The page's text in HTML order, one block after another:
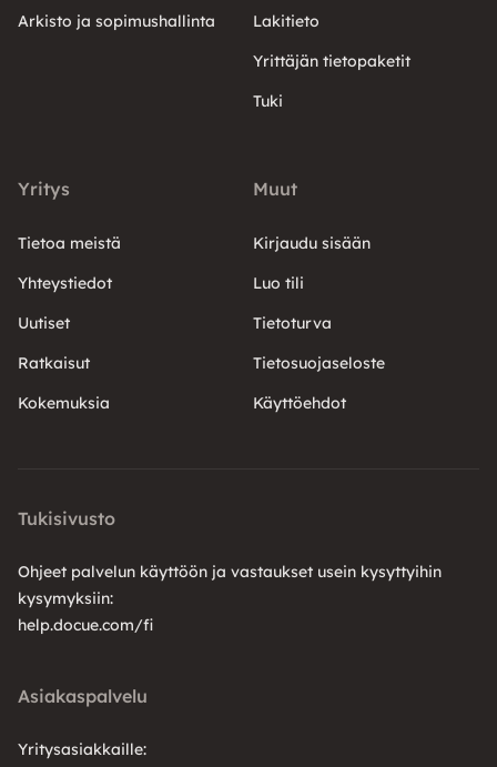
Arkisto ja sopimushallinta
Lakitieto
Yrittäjän tietopaketit
Tuki
Yritys
Tietoa meistä
Yhteystiedot
Uutiset
Ratkaisut
Kokemuksia
Muut
Kirjaudu sisään
Luo tili
Tietoturva
Tietosuojaseloste
Käyttöehdot
Tukisivusto
Ohjeet palvelun käyttöön ja vastaukset usein kysyttyihin
kysymyksiin:
help.docue.com/fi
Asiakaspalvelu
Yritysasiakkaille: